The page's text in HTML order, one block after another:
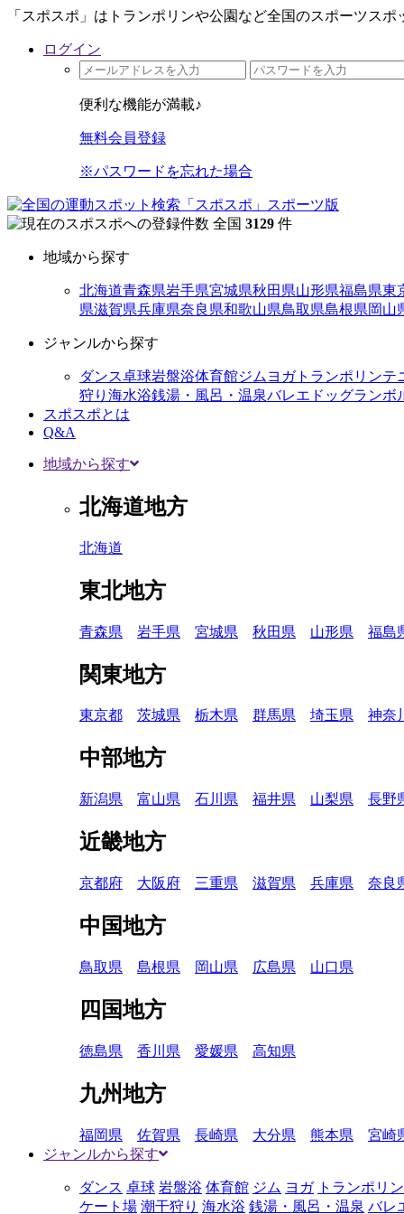
「スポスポ」はトランポリンや公園など全国のスポーツス
ログイン
便利な機能が満載♪
無料会員登録
※パスワードを忘れた場合
全国 3129 件
地域から探す
北海道青森県岩手県宮城県秋田県山形県福島県東
県滋賀県兵庫県奈良県和歌山県鳥取県島根県岡山
ジャンルから探す
ダンス卓球岩盤浴体育館ジム ヨガトランポリンテ
狩り 海水浴銭湯・風呂・温泉バレエ ドッグランボ
スポスポとは
Q&A
地域から探す
北海道地方
北海道
東北地方
青森県 岩手県 宮城県 秋田県 山形県 福島
関東地方
東京都 茨城県 栃木県 群馬県 埼玉県 神奈
中部地方
新潟県 富山県 石川県 福井県 山梨県 長野
近畿地方
京都府 大阪府 三重県 滋賀県 兵庫県 奈良
中国地方
鳥取県 島根県 岡山県 広島県 山口県
四国地方
徳島県 香川県 愛媛県 高知県
九州地方
福岡県 佐賀県 長崎県 大分県 熊本県 宮崎
ジャンルから探す
ダンス 卓球 岩盤浴 体育館 ジム ヨガ トランポリン
ケート場 潮干狩り 海水浴 銭湯・風呂・温泉 バレ